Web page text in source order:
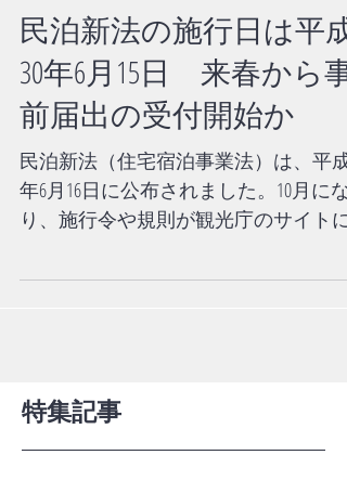
す。 １．1軒、1室貸し切り 住宅や別
荘の1軒またはアパートやマンション
室をまるまる貸出しすることです。空
き家や空室の対策...
民泊新法の施行日は平成
30年6月15日 来春から事
前届出の受付開始か
民泊新法（住宅宿泊事業法）は、平成
年6月16日に公布されました。10月にな
出ができるとなって...
特集記事